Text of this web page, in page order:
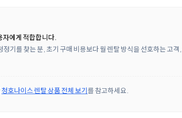
에게 적합합니다.
기를 찾는 분, 초기 구매 비용보다 월 렌탈 방식을 선호하는 고
청호나이스 렌탈 상품 전체 보기를 참고하세요.